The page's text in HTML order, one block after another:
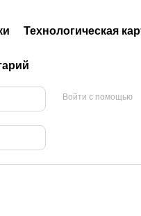
Технологическая
Войти с помощью